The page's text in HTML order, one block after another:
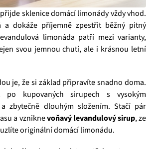
sklenice domácí limonády vždy vhod.
a dokáže příjemně zpestřit běžný pitný
limonáda patří mezi varianty,
svou jemnou chutí, ale i krásnou letní
je, že si základ připravíte snadno doma.
po kupovaných sirupech s vysokým
zbytečně dlouhým složením. Stačí pár
a vzniknevoňavý levandulový sirup, ze
originální domácí limonádu.